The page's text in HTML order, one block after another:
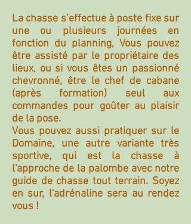
La chasse s’effectue à poste fixe sur
une ou plusieurs journées en
fonction du planning, Vous pouvez
être assisté par le propriétaire des
lieux, ou si vous êtes un passionné
chevronné, être le chef de cabane
(après formation) seul aux
commandes pour goûter au plaisir
de la pose.
Vous pouvez aussi pratiquer sur le
Domaine, une autre variante très
sportive, qui est la chasse à
l'approche de la palombe avec notre
guide de chasse tout terrain. Soyez
en sur, l'adrénaline sera au rendez
vous !